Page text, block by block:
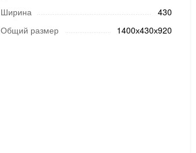
Ширина
430
Общий размер
1400х430х920